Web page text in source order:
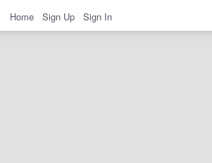
Home Sign Up Sign In